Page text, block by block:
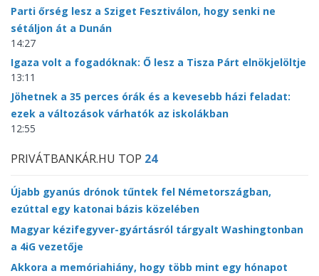
Parti őrség lesz a Sziget Fesztiválon, hogy senki ne
sétáljon át a Dunán
14:27
Igaza volt a fogadóknak: Ő lesz a Tisza Párt elnökjelöltje
13:11
Jöhetnek a 35 perces órák és a kevesebb házi feladat:
ezek a változások várhatók az iskolákban
12:55
PRIVÁTBANKÁR.HU TOP 24
Újabb gyanús drónok tűntek fel Németországban,
ezúttal egy katonai bázis közelében
Magyar kézifegyver-gyártásról tárgyalt Washingtonban
a 4iG vezetője
Akkora a memóriahiány, hogy több mint egy hónapot